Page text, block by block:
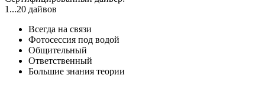
1...20 дайвов
Всегда на связи
Фотосессия под водой
Общительный
Ответственный
Большие знания теории